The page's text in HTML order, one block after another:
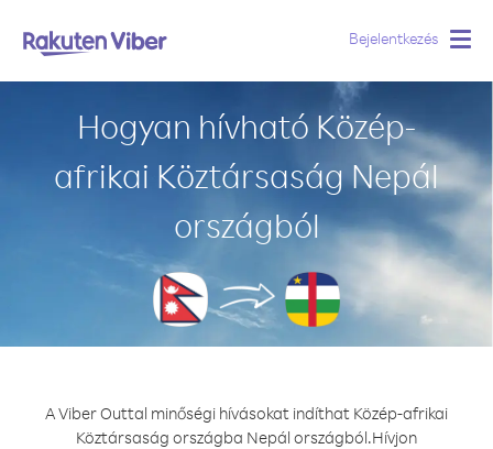
Bejelentkezés
Hogyan hívható Közép-
afrikai Köztársaság Nepál
országból
A Viber Outtal minőségi hívásokat indíthat Közép-afrikai
Köztársaság országba Nepál országból.Hívjon